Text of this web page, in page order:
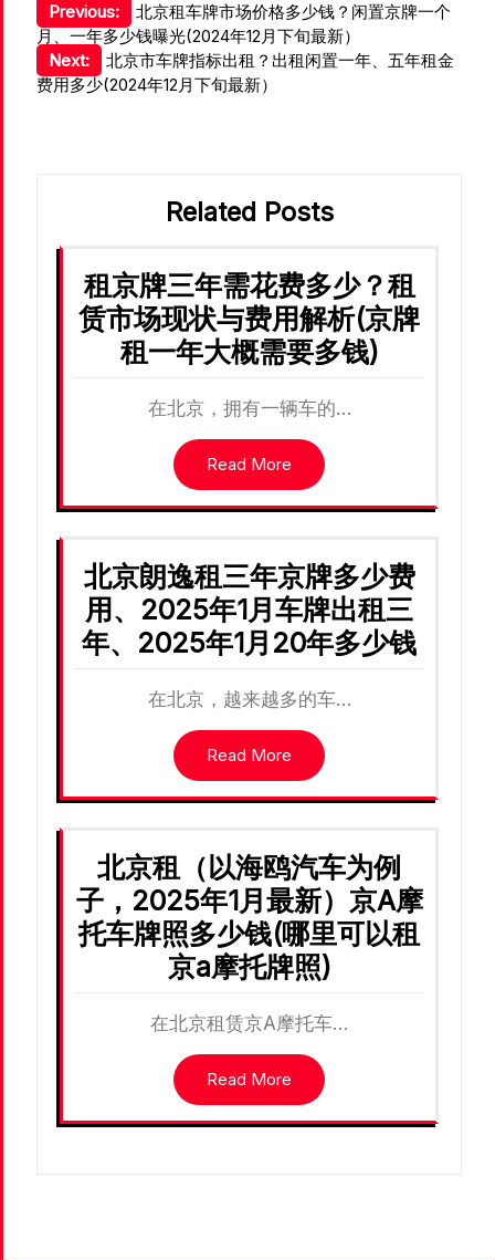
文
章
导
Previous:
北京租车牌市场价格多少钱？闲置京牌一个
月、一年多少钱曝光(2024年12月下旬最新）
Next:
北京市车牌指标出租？出租闲置一年、五年租金
费用多少(2024年12月下旬最新）
Related Posts
租京牌三年需花费多少？租
赁市场现状与费用解析(京牌
租一年大概需要多钱)
在北京，拥有一辆车的…
Read More
北京朗逸租三年京牌多少费
用、2025年1月车牌出租三
年、2025年1月20年多少钱
在北京，越来越多的车…
Read More
北京租（以海鸥汽车为例
子，2025年1月最新）京A摩
托车牌照多少钱(哪里可以租
京a摩托牌照)
在北京租赁京A摩托车…
Read More